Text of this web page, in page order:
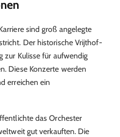
sind groß angelegte
Der historische Vrijthof-
zur Kulisse für aufwendig
Diese Konzerte werden
erreichen ein
das Orchester
gut verkauften. Die